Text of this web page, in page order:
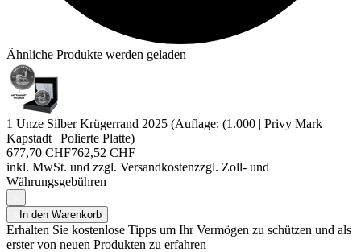
Ähnliche Produkte werden geladen
1 Unze Silber Krügerrand 2025 (Auflage: (1.000 | Privy Mark
Kapstadt | Polierte Platte)
677,70 CHF762,52 CHF
inkl. MwSt. und zzgl. Versandkostenzzgl. Zoll- und
Währungsgebühren
In den Warenkorb
Erhalten Sie kostenlose Tipps um Ihr Vermögen zu schützen und als
erster von neuen Produkten zu erfahren